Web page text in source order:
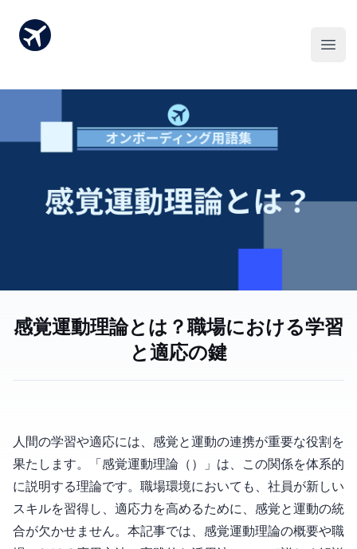
感覚運動理論とは？職場における学習
と適応の鍵
人間の学習や適応には、感覚と運動の連携が重要な役割を
果たします。「感覚運動理論（Sensorimotor Theory）」は、この関係を体系的
に説明する理論です。職場環境においても、社員が新しい
スキルを習得し、適応力を高めるために、感覚と運動の統
合が欠かせません。本記事では、感覚運動理論の概要や職